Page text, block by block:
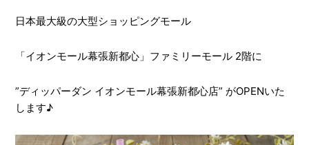
日本最大級の大型ショッピングモール
「イオンモール幕張新都心」ファミリーモール 2階に
”ディッパーダン イオンモール幕張新都心店” がOPENいた
します♪